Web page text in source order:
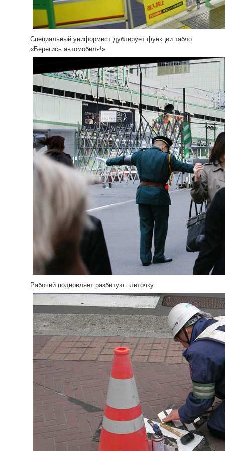
Специальный униформист дублирует функции табло
«Берегись автомобиля!»
Рабочий подновляет разбитую плиточку.